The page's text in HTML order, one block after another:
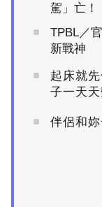
駕」亡！
TPBL／
新戰神
起床就
子一天天
伴侶和